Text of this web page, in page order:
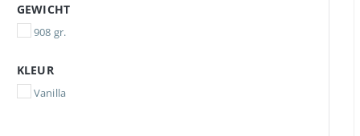
Chocolade Peanut
Chocolate
chocolate hazelnut ice cream
chocolate peanut butter
GEWICHT
908 gr.
KLEUR
Vanilla